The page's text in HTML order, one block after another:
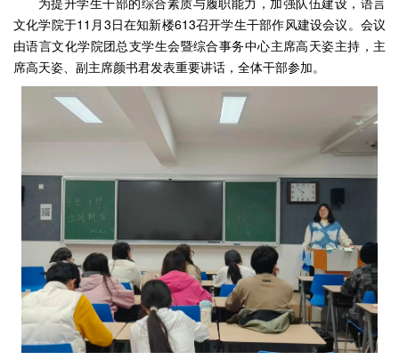
文化学院于11月3日在知新楼613召开学生干部作风建设会议。会议
由语言文化学院团总支学生会暨综合事务中心主席高天姿主持，主
席高天姿、副主席颜书君发表重要讲话，全体干部参加。